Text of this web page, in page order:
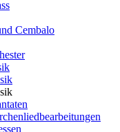
Cembalo